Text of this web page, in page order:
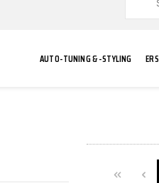
AUTO-TUNING & -STYLING